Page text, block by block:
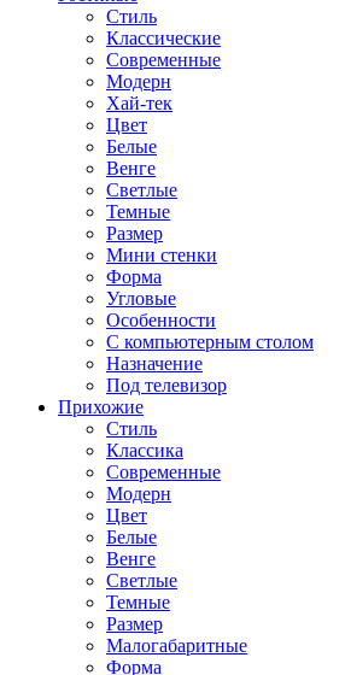
Стиль
Классические
Современные
Модерн
Хай-тек
Цвет
Белые
Венге
Светлые
Темные
Размер
Мини стенки
Форма
Угловые
Особенности
С компьютерным столом
Назначение
Под телевизор
Прихожие
Стиль
Классика
Современные
Модерн
Цвет
Белые
Венге
Светлые
Темные
Размер
Малогабаритные
Форма